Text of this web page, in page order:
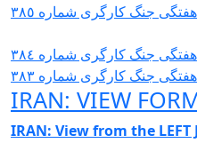
جنگ کارگری شمارە ٣٨٥
جنگ کارگری شمارە ٣٨٤
جنگ کارگری شمارە ٣٨٣
IRAN: VIEW
IRAN: View from the LEFT